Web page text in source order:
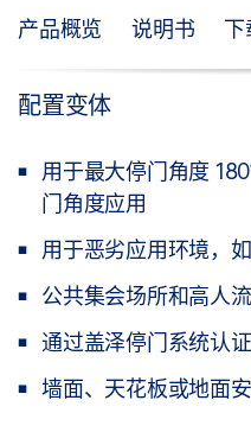
产品概览 说明书 下
配置变体
用于最大停门角度
门角度应用
用于恶劣应用环境，
公共集会场所和高人
通过盖泽停门系统认证
墙面、天花板或地面